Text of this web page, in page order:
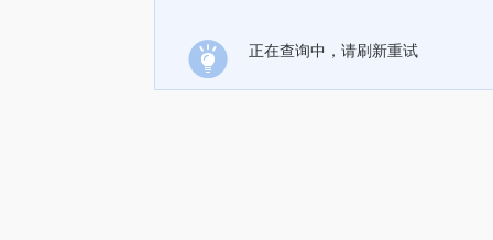
正在查询中，请刷新重试